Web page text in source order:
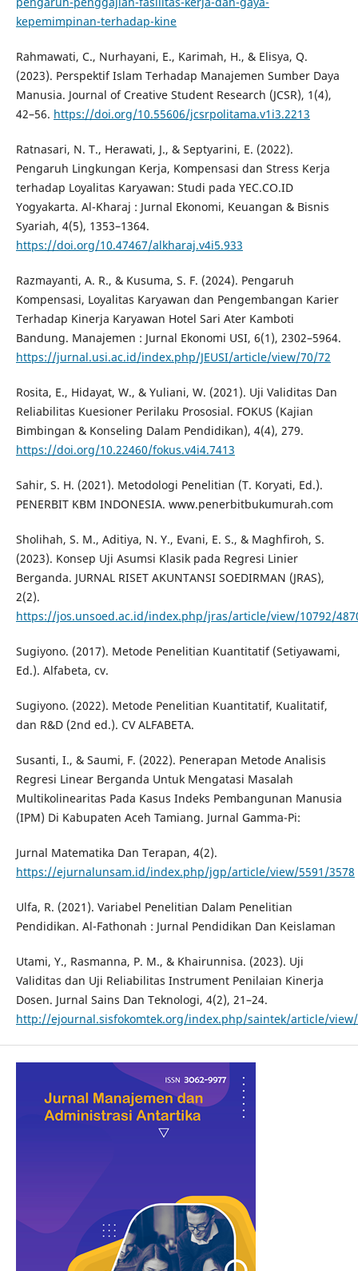
kepemimpinan-terhadap-kine
Rahmawati, C., Nurhayani, E., Karimah, H., & Elisya, Q.
(2023). Perspektif Islam Terhadap Manajemen Sumber Daya
Manusia. Journal of Creative Student Research (JCSR), 1(4),
42–56. https://doi.org/10.55606/jcsrpolitama.v1i3.2213
Ratnasari, N. T., Herawati, J., & Septyarini, E. (2022).
Pengaruh Lingkungan Kerja, Kompensasi dan Stress Kerja
terhadap Loyalitas Karyawan: Studi pada YEC.CO.ID
Yogyakarta. Al-Kharaj : Jurnal Ekonomi, Keuangan & Bisnis
Syariah, 4(5), 1353–1364.
https://doi.org/10.47467/alkharaj.v4i5.933
Razmayanti, A. R., & Kusuma, S. F. (2024). Pengaruh
Kompensasi, Loyalitas Karyawan dan Pengembangan Karier
Terhadap Kinerja Karyawan Hotel Sari Ater Kamboti
Bandung. Manajemen : Jurnal Ekonomi USI, 6(1), 2302–5964.
https://jurnal.usi.ac.id/index.php/JEUSI/article/view/70/72
Rosita, E., Hidayat, W., & Yuliani, W. (2021). Uji Validitas Dan
Reliabilitas Kuesioner Perilaku Prososial. FOKUS (Kajian
Bimbingan & Konseling Dalam Pendidikan), 4(4), 279.
https://doi.org/10.22460/fokus.v4i4.7413
Sahir, S. H. (2021). Metodologi Penelitian (T. Koryati, Ed.).
PENERBIT KBM INDONESIA. www.penerbitbukumurah.com
Sholihah, S. M., Aditiya, N. Y., Evani, E. S., & Maghfiroh, S.
(2023). Konsep Uji Asumsi Klasik pada Regresi Linier
Berganda. JURNAL RISET AKUNTANSI SOEDIRMAN (JRAS),
2(2).
https://jos.unsoed.ac.id/index.php/jras/article/view/10792/
Sugiyono. (2017). Metode Penelitian Kuantitatif (Setiyawami,
Ed.). Alfabeta, cv.
Sugiyono. (2022). Metode Penelitian Kuantitatif, Kualitatif,
dan R&D (2nd ed.). CV ALFABETA.
Susanti, I., & Saumi, F. (2022). Penerapan Metode Analisis
Regresi Linear Berganda Untuk Mengatasi Masalah
Multikolinearitas Pada Kasus Indeks Pembangunan Manusia
(IPM) Di Kabupaten Aceh Tamiang. Jurnal Gamma-Pi:
Jurnal Matematika Dan Terapan, 4(2).
https://ejurnalunsam.id/index.php/jgp/article/view/5591/3578
Ulfa, R. (2021). Variabel Penelitian Dalam Penelitian
Pendidikan. Al-Fathonah : Jurnal Pendidikan Dan Keislaman
Utami, Y., Rasmanna, P. M., & Khairunnisa. (2023). Uji
Validitas dan Uji Reliabilitas Instrument Penilaian Kinerja
Dosen. Jurnal Sains Dan Teknologi, 4(2), 21–24.
http://ejournal.sisfokomtek.org/index.php/saintek/article/